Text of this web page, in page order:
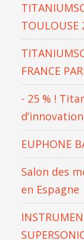
FRANCE
- 25 % !
EUPHONE
Salon des
en Espagne